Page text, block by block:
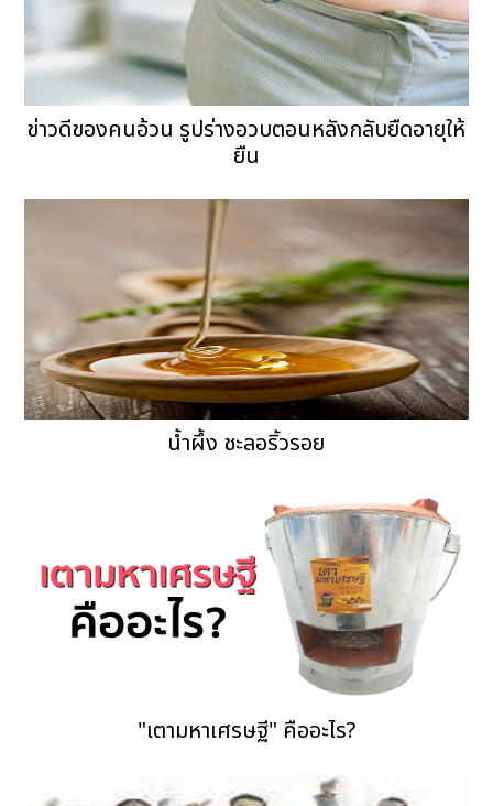
ข่าวดีของคนอ้วน รูปร่างอวบตอนหลังกลับยืดอายุให้
ยืน
น้ำผึ้ง ชะลอริ้วรอย
"เตามหาเศรษฐี" คืออะไร?